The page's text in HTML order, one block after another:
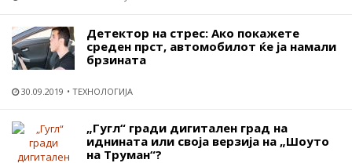
Детектор на стрес: Ако покажете
среден прст, автомобилот ќе ја намали
брзината
30.09.2019 ТЕХНОЛОГИЈА
„Гугл“ гради дигитален град на
иднината или своја верзија на „Шоуто
на Труман“?